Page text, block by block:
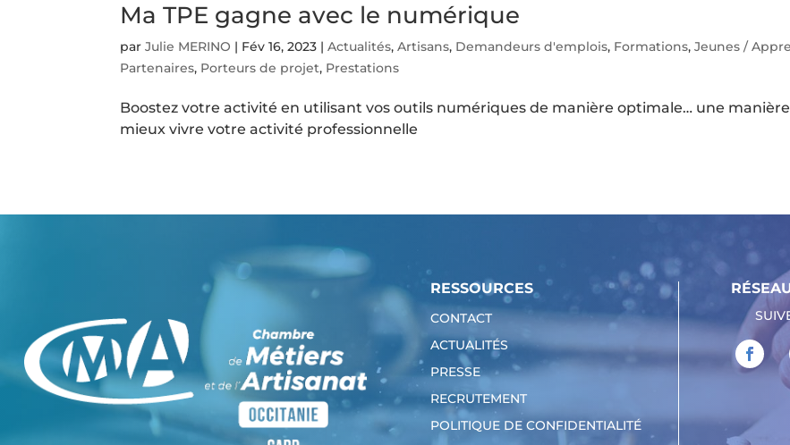
Ma TPE gagne avec le numérique
parJulie MERINO | Fév 16, 2023 |Actualités,Artisans, Demandeurs d'emplois, Formations,Jeunes /
Partenaires, Porteurs de projet, Prestations
Boostez votre activité en utilisant vos outils numériques de manière optimale… une
mieux vivre votre activité professionnelle
RESSOURCES
CONTACT
ACTUALITÉS
PRESSE
RECRUTEMENT
POLITIQUE DE CONFIDENTIALITÉ